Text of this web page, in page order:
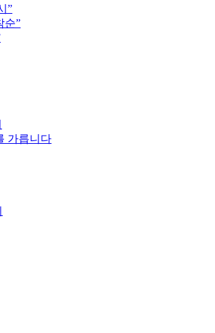
”
순”
가릅니다